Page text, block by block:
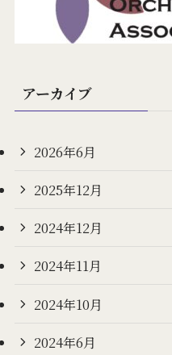
アーカイブ
2026年6月
2025年12月
2024年12月
2024年11月
2024年10月
2024年6月